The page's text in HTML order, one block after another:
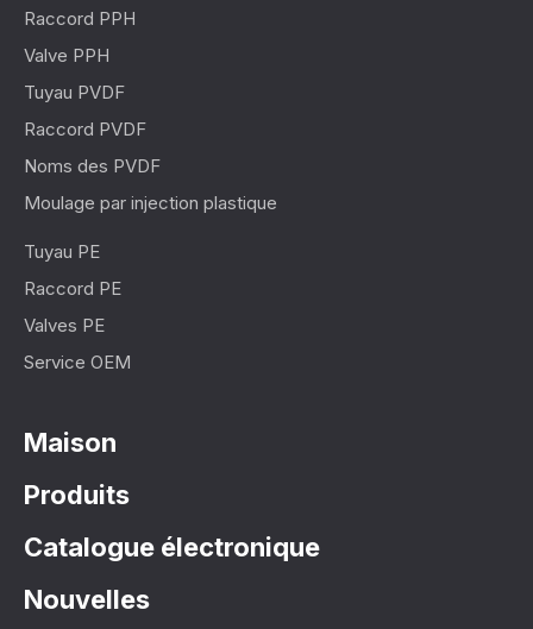
Raccord PPH
Valve PPH
Tuyau PVDF
Raccord PVDF
Noms des PVDF
Moulage par injection plastique
Tuyau PE
Raccord PE
Valves PE
Service OEM
Maison
Produits
Catalogue électronique
Nouvelles